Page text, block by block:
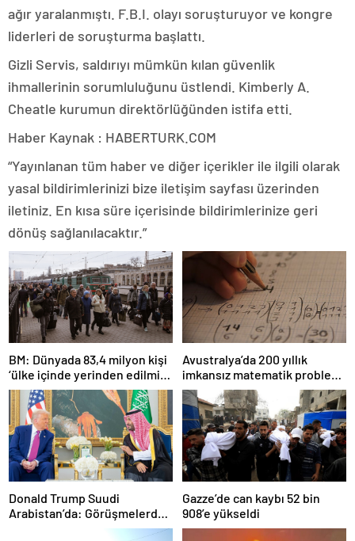
ağır yaralanmıştı. F.B.I. olayı soruşturuyor ve kongre
liderleri de soruşturma başlattı.
Gizli Servis, saldırıyı mümkün kılan güvenlik
ihmallerinin sorumluluğunu üstlendi. Kimberly A.
Cheatle kurumun direktörlüğünden istifa etti.
Haber Kaynak : HABERTURK.COM
“Yayınlanan tüm haber ve diğer içerikler ile ilgili olarak
yasal bildirimlerinizi bize iletişim sayfası üzerinden
iletiniz. En kısa süre içerisinde bildirimlerinize geri
dönüş sağlanılacaktır.”
BM: Dünyada 83,4 milyon kişi
‘ülke içinde yerinden edilmiş’
olarak yaşıyor
Avustralya’da 200 yıllık
imkansız matematik problemi
çözüldü
Donald Trump Suudi
Arabistan’da: Görüşmelerde
Gazze’de can kaybı 52 bin
908’e yükseldi